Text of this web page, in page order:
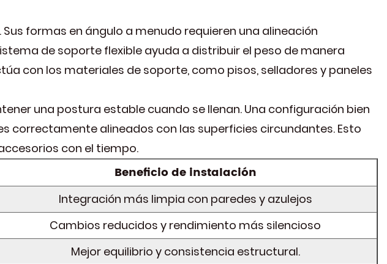
formas en ángulo a menudo requieren una alineación
de soporte flexible ayuda a distribuir el peso de manera
con los materiales de soporte, como pisos, selladores y paneles
una postura estable cuando se llenan. Una configuración bien
correctamente alineados con las superficies circundantes. Esto
con el tiempo.
Beneficio de instalación
Integración más limpia con paredes y azulejos
Cambios reducidos y rendimiento más silencioso
Mejor equilibrio y consistencia estructural.